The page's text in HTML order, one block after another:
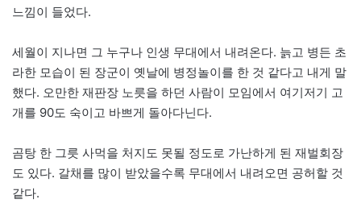
느낌이 들었다.
세월이 지나면 그 누구나 인생 무대에서 내려온다. 늙고 병든 초
라한 모습이 된 장군이 옛날에 병정놀이를 한 것 같다고 내게 말
했다. 오만한 재판장 노릇을 하던 사람이 모임에서 여기저기 고
개를 90도 숙이고 바쁘게 돌아다닌다.
곰탕 한 그릇 사먹을 처지도 못될 정도로 가난하게 된 재벌회장
도 있다. 갈채를 많이 받았을수록 무대에서 내려오면 공허할 것
같다.